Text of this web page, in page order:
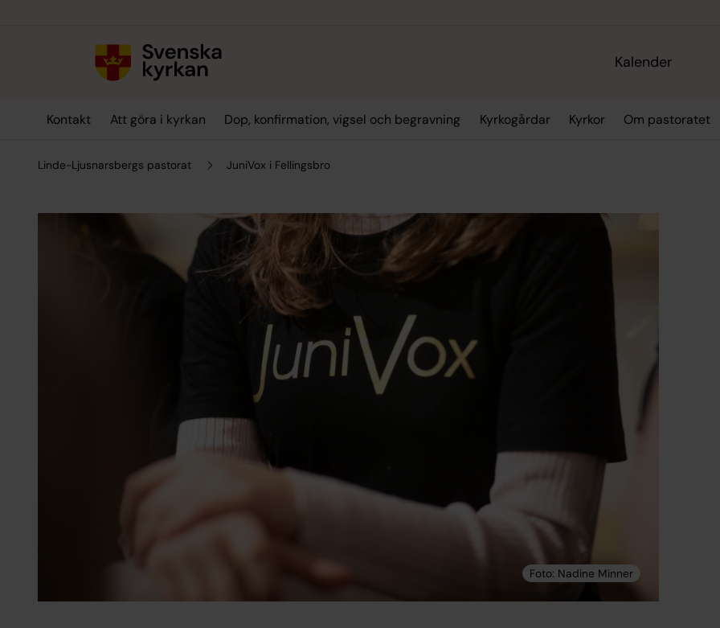
Kalender
Kontakt Att göra i kyrkan Dop, konfirmation, vigsel och begravning Kyrkogårdar Kyrkor Om pastoratet
Linde-Ljusnarsbergs pastorat JuniVox i Fellingsbro